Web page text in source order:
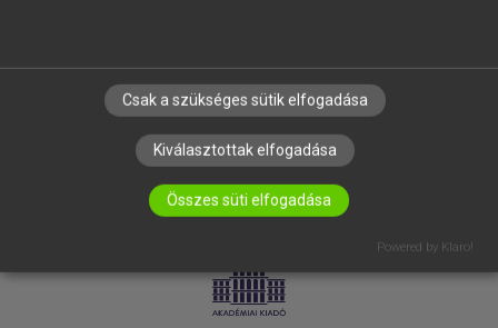
LICENCSZERZŐDÉS ADATVÉDELEM
Csak a szükséges sütik elfogadása
Kiválasztottak elfogadása
Összes süti elfogadása
Powered by Klaro!